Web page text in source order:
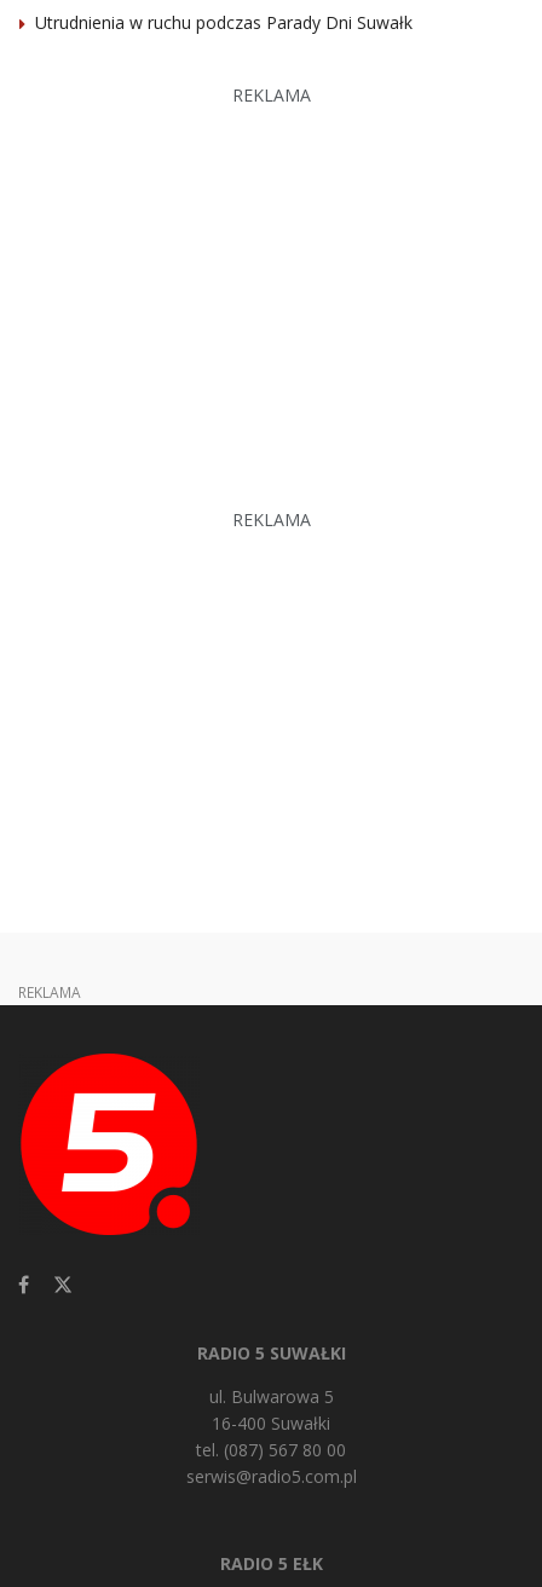
Utrudnienia w ruchu podczas Parady Dni Suwałk
REKLAMA
REKLAMA
REKLAMA
RADIO 5 SUWAŁKI
ul. Bulwarowa 5
16-400 Suwałki
tel. (087) 567 80 00
serwis@radio5.com.pl
RADIO 5 EŁK